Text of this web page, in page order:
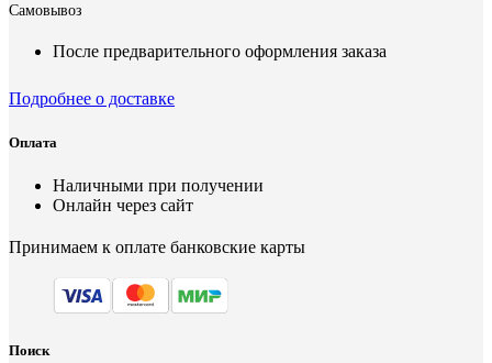
Самовывоз
После предварительного оформления заказа
Подробнее о доставке
Оплата
Наличными при получении
Онлайн через сайт
Принимаем к оплате банковские карты
Поиск